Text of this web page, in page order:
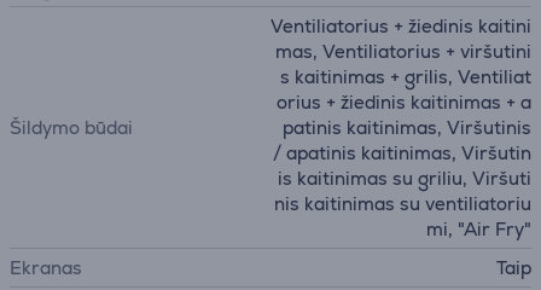
Šildymo būdai
Ventiliatorius + žiedinis kaitini
mas, Ventiliatorius + viršutini
s kaitinimas + grilis, Ventiliat
orius + žiedinis kaitinimas + a
patinis kaitinimas, Viršutinis
/ apatinis kaitinimas, Viršutin
is kaitinimas su griliu, Viršuti
nis kaitinimas su ventiliatoriu
mi, "Air Fry"
Ekranas
Taip